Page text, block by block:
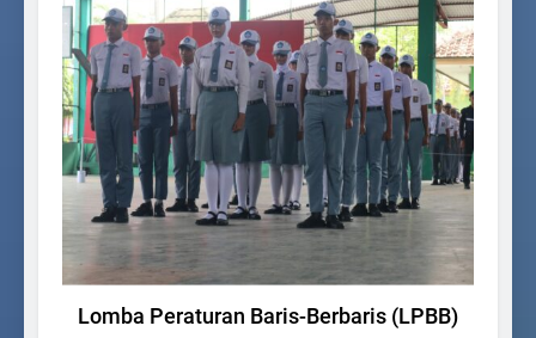
Lomba Peraturan Baris-Berbaris (LPBB)